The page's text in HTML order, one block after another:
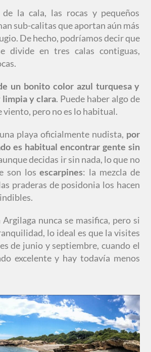
la cala, las rocas y pequeños
sub-calitas que aportan aún más
De hecho, podríamos decir que
divide en tres calas contiguas,
un bonito color azul turquesa y
y clara. Puede haber algo de
viento, pero no es lo habitual.
playa oficialmente nudista, por
es habitual encontrar gente sin
decidas ir sin nada, lo que no
son losescarpines: la mezcla de
praderas de posidonia los hacen
nunca se masifica, pero si
lo ideal es que la visites
de junio y septiembre, cuando el
excelente y hay todavía menos